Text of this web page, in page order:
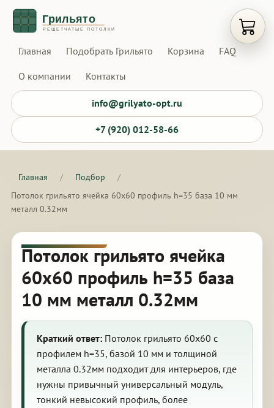
Главная Подобрать Грильято Корзина FAQ
О компании Контакты
info@grilyato-opt.ru
+7 (920) 012-58-66
Главная / Подбор
/
Потолок грильято ячейка 60х60 профиль h=35 база 10 мм
металл 0.32мм
Потолок грильято ячейка
60х60 профиль h=35 база
10 мм металл 0.32мм
Краткий ответ:Потолок грильято 60х60 с
профилем h=35, базой 10 мм и толщиной
металла 0.32мм подходит для интерьеров, где
нужны привычный универсальный модуль,
тонкий невысокий профиль, более